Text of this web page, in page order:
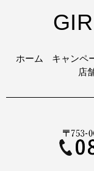
ホーム キャンペ
店